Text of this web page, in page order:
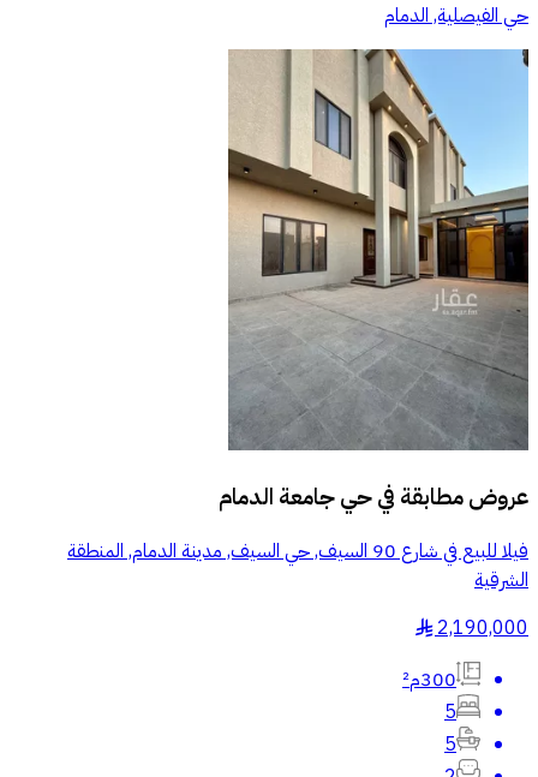
حي الفيصلية, الدمام
عروض مطابقة فيحي جامعة الدمام
فيلا للبيع في شارع 90 السيف, حي السيف, مدينة الدمام, المنطقة
الشرقية
2,190,000
§
300م²
5
5